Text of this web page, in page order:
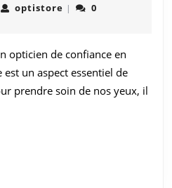
optistore optistore
|
0
opticien de confiance en
un aspect essentiel de
prendre soin de nos yeux, il